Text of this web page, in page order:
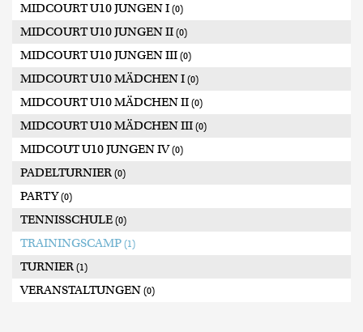
MIDCOURT U10 JUNGEN I (0)
MIDCOURT U10 JUNGEN II (0)
MIDCOURT U10 JUNGEN III (0)
MIDCOURT U10 MÄDCHEN I (0)
MIDCOURT U10 MÄDCHEN II (0)
MIDCOURT U10 MÄDCHEN III (0)
MIDCOUT U10 JUNGEN IV(0)
PADELTURNIER (0)
PARTY(0)
TENNISSCHULE (0)
TRAININGSCAMP (1)
TURNIER (1)
VERANSTALTUNGEN (0)